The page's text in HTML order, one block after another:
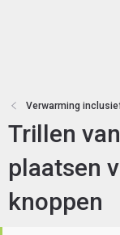
Verwarming
Trillen
plaatsen
knoppen